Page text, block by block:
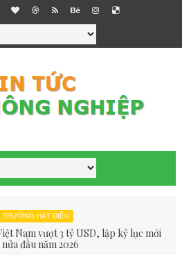
TRƯỜNG HẠT ĐIỀU
Nam vượt 3 tỷ USD, lập kỷ lục mới
đầu năm 2026